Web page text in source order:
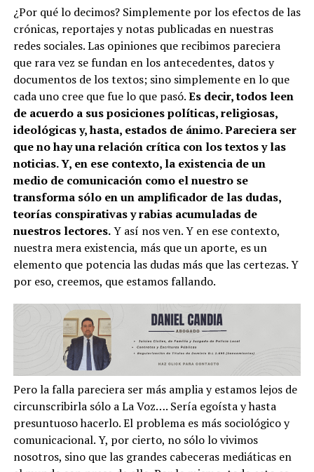
¿Por qué lo decimos? Simplemente por los efectos de las
crónicas, reportajes y notas publicadas en nuestras
redes sociales. Las opiniones que recibimos pareciera
que rara vez se fundan en los antecedentes, datos y
documentos de los textos; sino simplemente en lo que
cada uno cree que fue lo que pasó.Es decir, todos leen
de acuerdo a sus posiciones políticas, religiosas,
ideológicas y, hasta, estados de ánimo. Pareciera ser
que no hay una relación crítica con los textos y las
noticias. Y, en ese contexto, la existencia de un
medio de comunicación como el nuestro se
transforma sólo en un amplificador de las dudas,
teorías conspirativas y rabias acumuladas de
nuestros lectores.Y así nos ven. Y en ese contexto,
nuestra mera existencia, más que un aporte, es un
elemento que potencia las dudas más que las certezas. Y
por eso, creemos, que estamos fallando.
Pero la falla pareciera ser más amplia y estamos lejos de
circunscribirla sólo a La Voz…. Sería egoísta y hasta
presuntuoso hacerlo. El problema es más sociológico y
comunicacional. Y, por cierto, no sólo lo vivimos
nosotros, sino que las grandes cabeceras mediáticas en